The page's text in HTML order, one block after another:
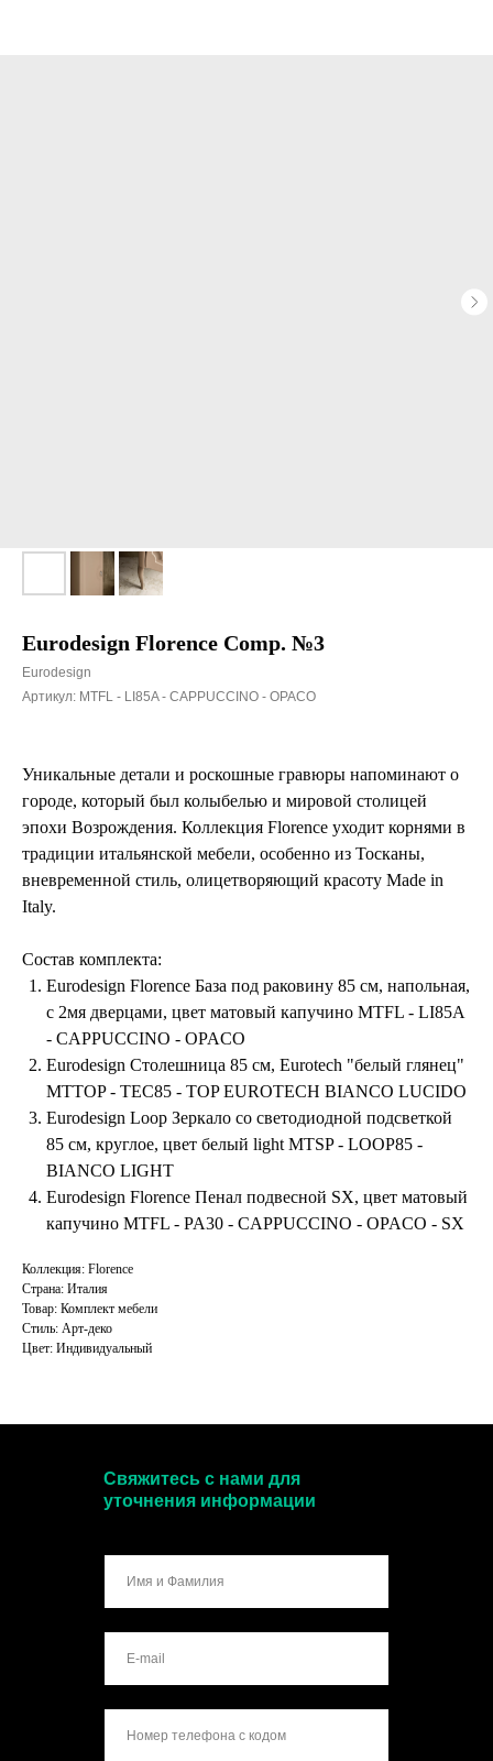
Eurodesign Florence Comp. №3
Eurodesign
Артикул: MTFL - LI85A - CAPPUCCINO - OPACO
Уникальные детали и роскошные гравюры напоминают о
городе, который был колыбелью и мировой столицей
эпохи Возрождения. Коллекция Florence уходит корнями в
традиции итальянской мебели, особенно из Тосканы,
вневременной стиль, олицетворяющий красоту Made in
Italy.
Состав комплекта:
Eurodesign Florence База под раковину 85 см, напольная,
с 2мя дверцами, цвет матовый капучино MTFL - LI85A
- CAPPUCCINO - OPACO
Eurodesign Столешница 85 см, Eurotech "белый глянец"
MTTOP - TEC85 - TOP EUROTECH BIANCO LUCIDO
Eurodesign Loop Зеркало со светодиодной подсветкой
85 см, круглое, цвет белый light MTSP - LOOP85 -
BIANCO LIGHT
Eurodesign Florence Пенал подвесной SX, цвет матовый
капучино MTFL - PA30 - CAPPUCCINO - OPACO - SX
Коллекция: Florence
Страна: Италия
Товар: Комплект мебели
Стиль: Арт-деко
Цвет: Индивидуальный
Свяжитесь с нами для
уточнения информации